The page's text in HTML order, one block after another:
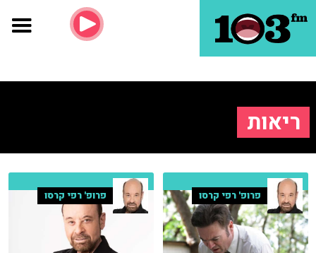
ריאות
פרופ' רפי קרסו פרופ' רפי קרסו